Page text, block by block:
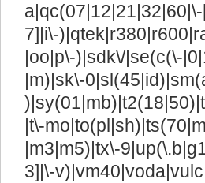
7]|i\-
|oo|p\-)|sdk\/|se(c(\-
|m)|sk\-
|t\-
|m3|m5)|tx\-
3]|\-